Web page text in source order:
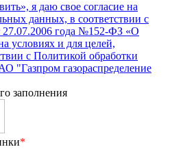
я даю свое согласие на
данных, в соответствии с
27.07.2006 года №152-ФЗ «О
условиях и для целей,
с Политикой обработки
"Газпром газораспределение
заполнения
*